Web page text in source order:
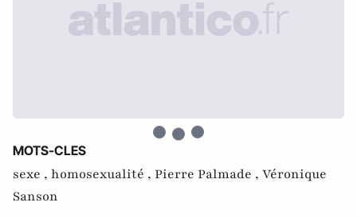
MOTS-CLES
sexe , homosexualité , Pierre Palmade , Véronique
Sanson